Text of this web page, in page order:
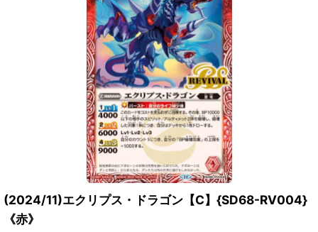
(2024/11)エクリプス・ドラゴン【C】{SD68-RV004}
《赤》